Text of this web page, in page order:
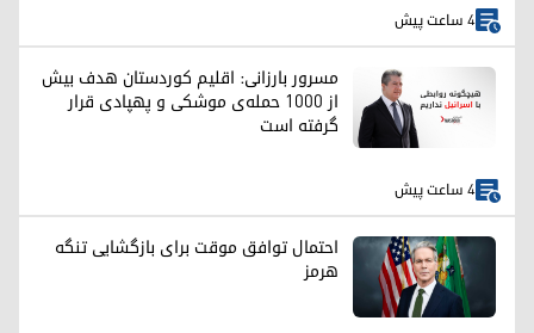
4 ساعت پیش
مسرور بارزانی: اقلیم کوردستان هدف بیش
از ۱۰۰۰ حمله‌ی موشکی و پهپادی قرار
گرفته است
4 ساعت پیش
احتمال توافق موقت برای بازگشایی تنگه
هرمز